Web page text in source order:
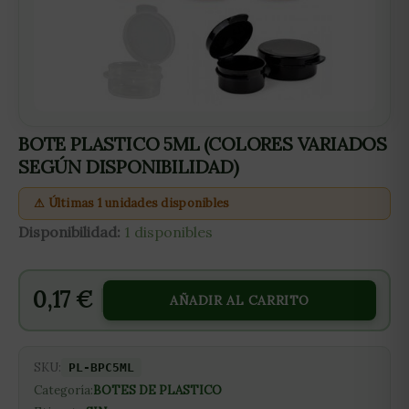
BOTE PLASTICO 5ML (COLORES VARIADOS
SEGÚN DISPONIBILIDAD)
⚠ Últimas 1 unidades disponibles
Disponibilidad: 1 disponibles
0,17 € AÑADIR AL CARRITO
SKU: PL-BPC5ML
Categoría:BOTES DE PLASTICO